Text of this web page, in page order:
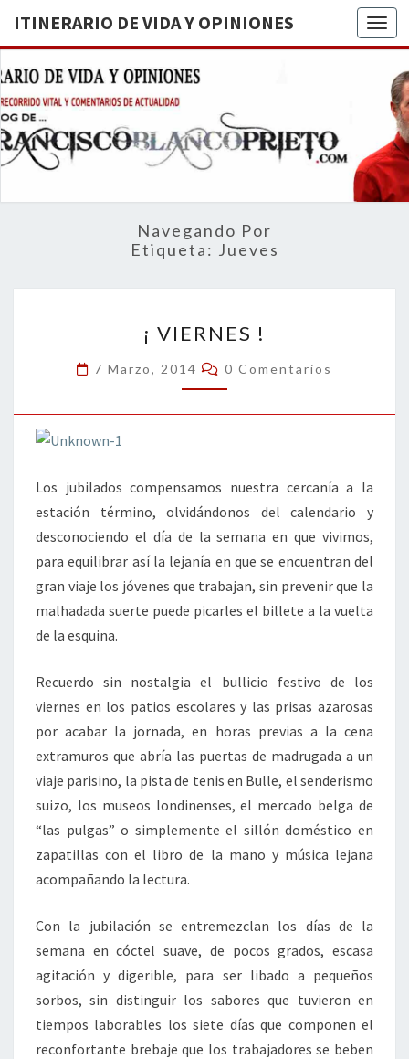
ITINERARIO DE VIDA Y OPINIONES
DE
BREVE
RECORRIDO
VITAL Y
ACTUALIDAD
Navegando Por
Etiqueta: Jueves
VIERNES
!
¡ VIERNES !
7 Marzo, 2014 Comentarios
0 Comentarios
Los jubilados compensamos nuestra cercanía a la
estación término, olvidándonos del calendario y
desconociendo el día de la semana en que vivimos,
para equilibrar así la lejanía en que se encuentran del
gran viaje los jóvenes que trabajan, sin prevenir que la
malhadada suerte puede picarles el billete a la vuelta
de la esquina.
Recuerdo sin nostalgia el bullicio festivo de los
viernes en los patios escolares y las prisas azarosas
por acabar la jornada, en horas previas a la cena
extramuros que abría las puertas de madrugada a un
viaje parisino, la pista de tenis en Bulle, el senderismo
suizo, los museos londinenses, el mercado belga de
“las pulgas” o simplemente el sillón doméstico en
zapatillas con el libro de la mano y música lejana
acompañando la lectura.
Con la jubilación se entremezclan los días de la
semana en cóctel suave, de pocos grados, escasa
agitación y digerible, para ser libado a pequeños
sorbos, sin distinguir los sabores que tuvieron en
tiempos laborables los siete días que componen el
reconfortante brebaje que los trabajadores se beben